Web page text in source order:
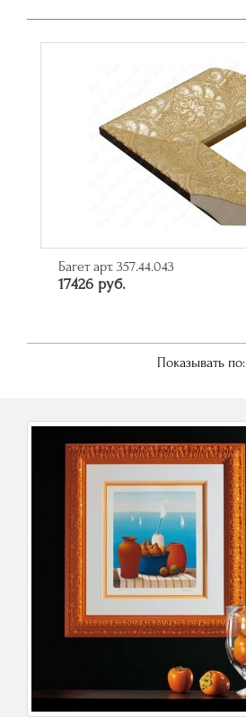
Багет арт. 357.44.043
17426 руб.
Показывать по: